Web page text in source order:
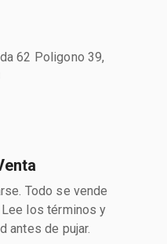
62 Poligono 39,
Todo se vende
los términos y
antes de pujar.